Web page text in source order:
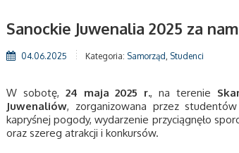
Sanockie Juwenalia 2025 za
04.06.2025 Kategoria: Samorząd , Studenci
W sobotę, 24 maja 2025 r., na terenie
Juwenaliów, zorganizowana przez
kapryśnej pogody, wydarzenie przyciągnęło
oraz szereg atrakcji i konkursów.